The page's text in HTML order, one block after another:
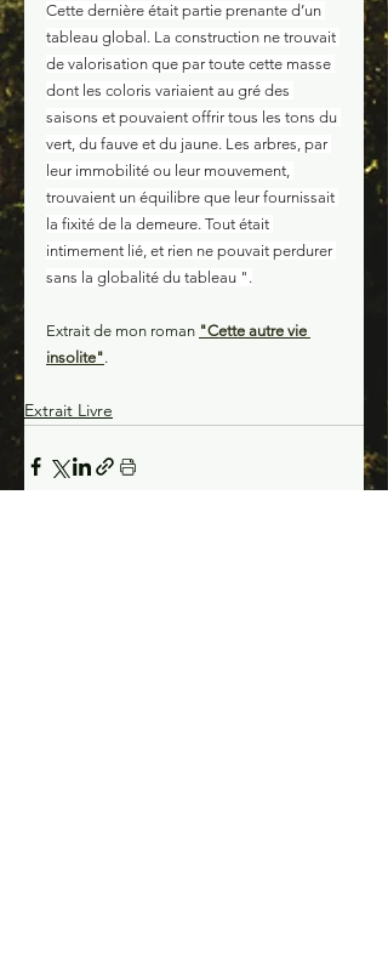
Cette dernière était partie prenante d’un
tableau global. La construction ne trouvait
de valorisation que par toute cette masse
dont les coloris variaient au gré des
saisons et pouvaient offrir tous les tons du
vert, du fauve et du jaune. Les arbres, par
leur immobilité ou leur mouvement,
trouvaient un équilibre que leur fournissait
la fixité de la demeure. Tout était
intimement lié, et rien ne pouvait perdurer
sans la globalité du tableau ".
Extrait de mon roman "Cette autre vie
insolite".
Extrait Livre